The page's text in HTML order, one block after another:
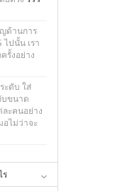
ด้านการ
ไปนั้น เรา
รั้งอย่าง
ะดับ ใส่
บขนาด
ะคนอย่าง
อไม่ว่าจะ
ร